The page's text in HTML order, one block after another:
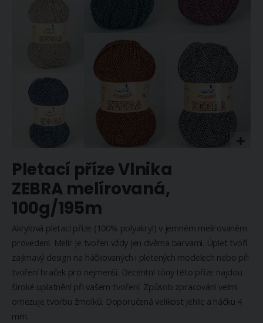
na
začátek
galerie
s
obrázky
Pletací příze Vlnika
ZEBRA melírovaná,
100g/195m
Akrylová pletací příze (100% polyakryl) v jemném melírovaném
provedení. Melír je tvořen vždy jen dvěma barvami. Úplet tvoří
zajímavý design na háčkovaných i pletených modelech nebo při
tvoření hraček pro nejmenší. Decentní tóny této příze najdou
široké uplatnění při vašem tvoření. Způsob zpracování velmi
omezuje tvorbu žmolků. Doporučená velikost jehlic a háčku 4
mm.